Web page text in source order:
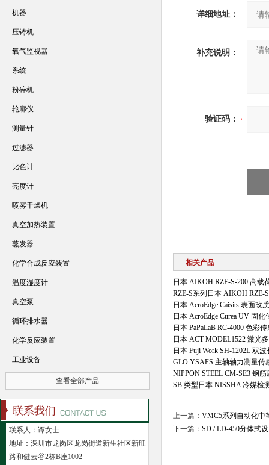
详细地址：
补充说明：
验证码：
相关产品
日本 AIKOH RZE‑S‑200 高载
RZE‑S系列日本 AIKOH
日本 AcroEdge Caisits 表面改
日本 AcroEdge Curea UV 固化
日本 PaPaLaB RC‑4000 色彩
日本 ACT MODEL1522 激光
日本 Fuji Work SH-1202L 双
GLO YSAFS 主轴轴力测量传
NIPPON STEEL CM-SE3 钢
SB 类型日本 NISSHA 冷媒检
上一篇： VMC5系列自动化中
下一篇： SD / LD-450分体式
机器
压铸机
氧气监视器
系统
粉碎机
轮廓仪
测量针
过滤器
比色计
亮度计
喷雾干燥机
真空加热装置
蒸发器
化学合成反应装置
温度湿度计
真空泵
循环排水器
化学反应装置
工业设备
查看全部产品
联系我们
联系人：谭女士
地址：深圳市龙岗区龙岗街道新生社区新旺
路和健云谷2栋B座1002